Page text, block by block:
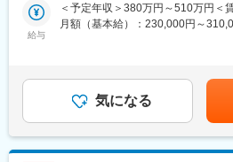
在価値を実感しながら活躍できる
占のプロジェクトも多数あり、当
あります。
＜エンジニアポスティング制度＞
自分の希望に合わせて社内で多様
き、専門チームやキャリアアドバ
程管理や不良解析を担当していた
品質課題に対し、データ分析や原
■業務詳細：
・製造工程における品質管理およ
・不良品・異常品発生時の原因調
・データ収集・分析を活用した品
給与
＜予定年収＞380万円～510万円＜
月額（基本給）：230,000円～
年目 年収440～460万円8年目
収1000万円超※金額はあくまでも
安の金額であり、選考を通じて上
(月額)は固定手当を含めた表記です
気になる